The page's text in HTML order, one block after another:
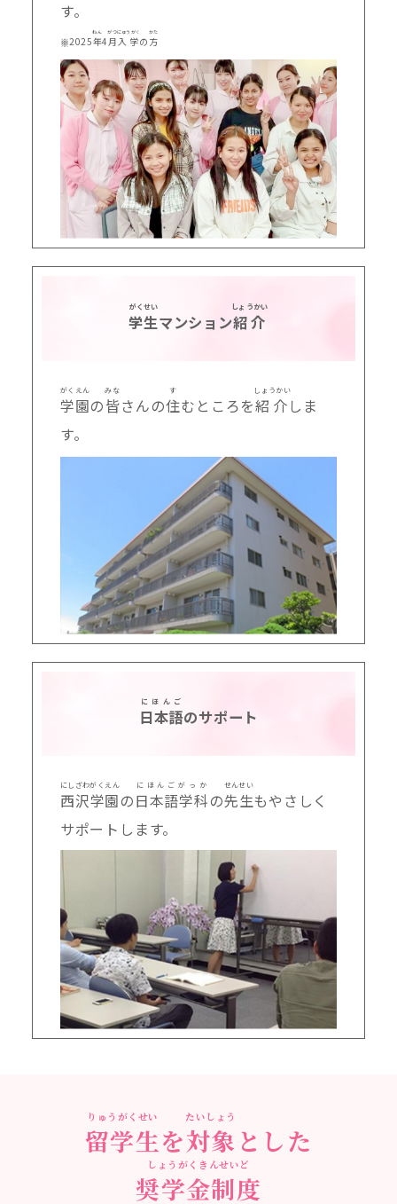
す。
※2025年
ねん
4 月
がつ
入学
にゅうがく
の 方
かた
学生
がくせい
マンション紹介
しょうかい
学園
がくえん
の皆
みな
さんの住
す
むところを紹介
しょうかい
しま
す。
日本語
にほんご
のサポート
西沢
にしざわ
学園
がくえん
の日本語学科
にほんごがっか
の先生
せんせい
もやさしく
サポートします。
留学生
りゅうがくせい
を対象
たいしょう
とした
奨学金制度
しょうがくきんせいど